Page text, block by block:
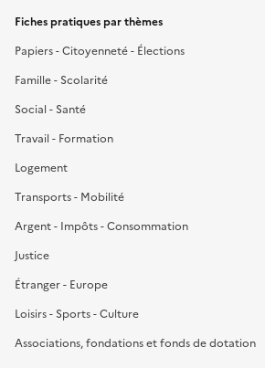
Fiches pratiques par thèmes
Papiers - Citoyenneté - Élections
Famille - Scolarité
Social - Santé
Travail - Formation
Logement
Transports - Mobilité
Argent - Impôts - Consommation
Justice
Étranger - Europe
Loisirs - Sports - Culture
Associations, fondations et fonds de dotation